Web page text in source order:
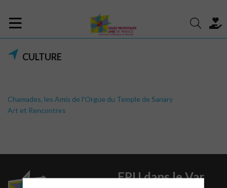
CULTURE
Chamades, les Amis de l’Orgue du Temple de Sanary
Art et Rencontres
EPU dans le Var